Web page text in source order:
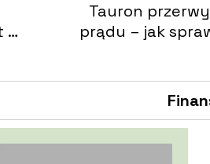
i
Tauron
prądu – jak